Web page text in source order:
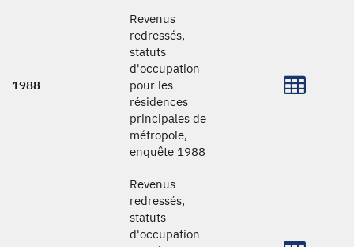
1988
Revenus
redressés,
statuts
d'occupation
pour les
résidences
principales de
métropole,
enquête 1988
Revenus
redressés,
statuts
d'occupation